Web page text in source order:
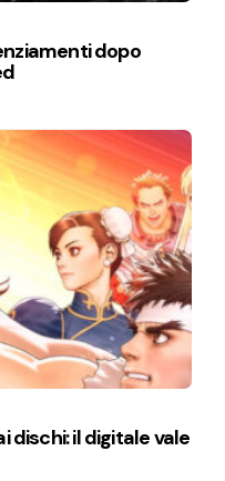
dopo
dischi: il digitale vale